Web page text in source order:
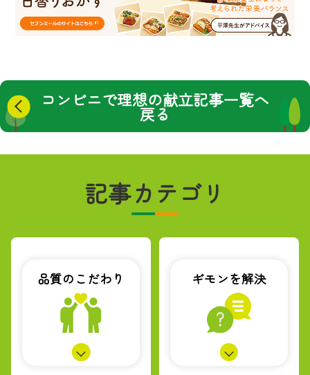
コンビニで理想の献立記事一覧へ
戻る
記事カテゴリ
品質のこだわり ギモンを解決